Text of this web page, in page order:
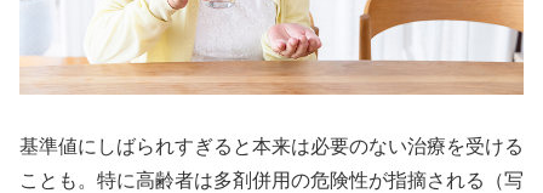
基準値にしばられすぎると本来は必要のない治療を受ける
ことも。特に高齢者は多剤併用の危険性が指摘される（写